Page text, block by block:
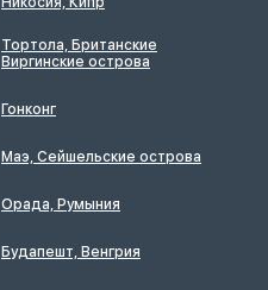
Тортола, Британские
Виргинские острова
Гонконг
Маэ, Сейшельские острова
Орада, Румыния
Будапешт, Венгрия